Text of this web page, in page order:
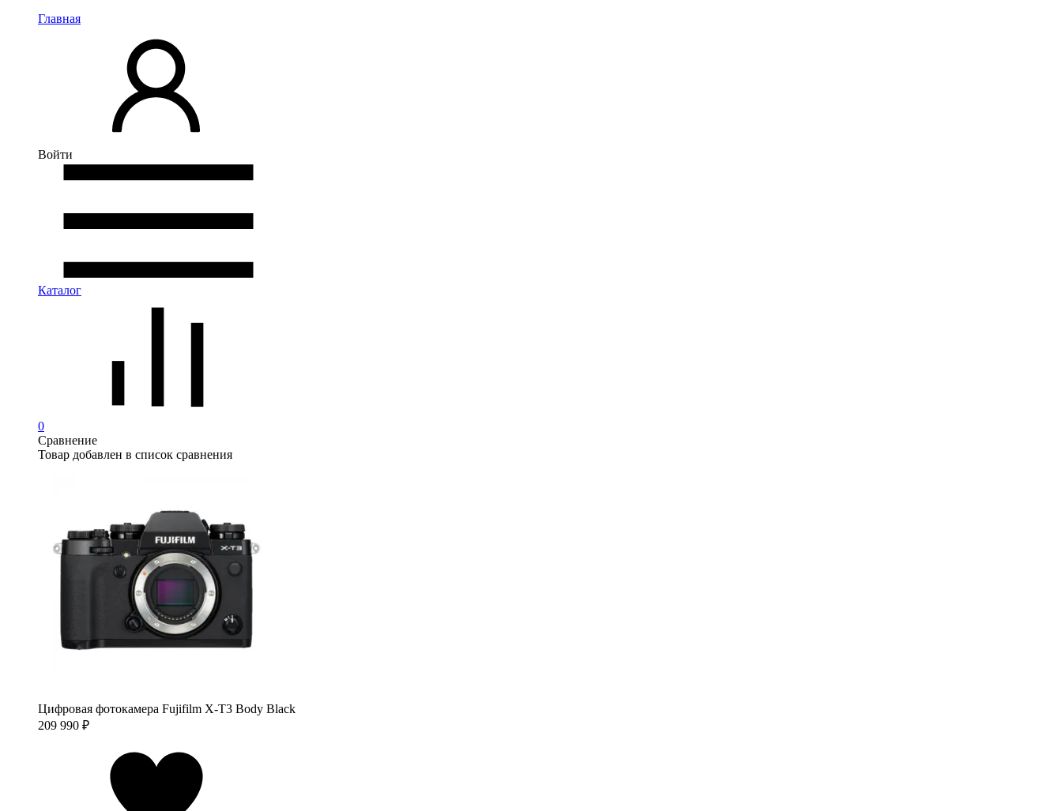
Главная
Войти
Каталог
0
Сравнение
Товар добавлен в список сравнения
Цифровая фотокамера Fujifilm X-T3 Body Black
209 990 ₽